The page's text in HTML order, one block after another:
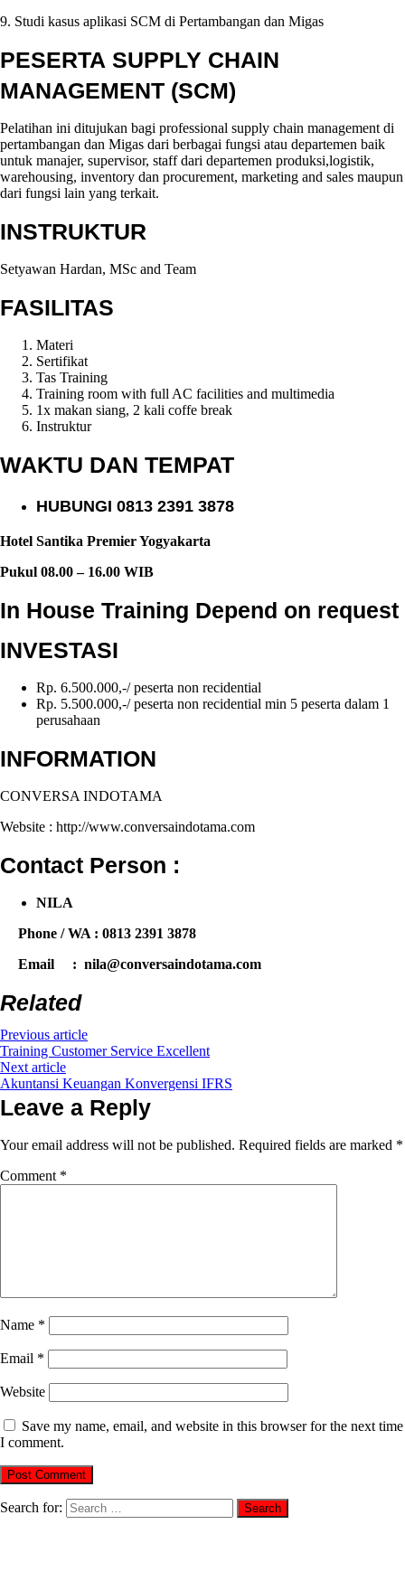
9. Studi kasus aplikasi SCM di Pertambangan dan Migas
PESERTA SUPPLY CHAIN
MANAGEMENT (SCM)
Pelatihan ini ditujukan bagi professional supply chain management di
pertambangan dan Migas dari berbagai fungsi atau departemen baik
untuk manajer, supervisor, staff dari departemen produksi,logistik,
warehousing, inventory dan procurement, marketing and sales maupun
dari fungsi lain yang terkait.
INSTRUKTUR
Setyawan Hardan, MSc and Team
FASILITAS
Materi
Sertifikat
Tas Training
Training room with full AC facilities and multimedia
1x makan siang, 2 kali coffe break
Instruktur
WAKTU DAN TEMPAT
HUBUNGI 0813 2391 3878
Hotel Santika Premier Yogyakarta
Pukul 08.00 – 16.00 WIB
In House Training Depend on request
INVESTASI
Rp. 6.500.000,-/ peserta non recidential
Rp. 5.500.000,-/ peserta non recidential min 5 peserta dalam 1
perusahaan
INFORMATION
CONVERSA INDOTAMA
Website : http://www.conversaindotama.com
Contact Person :
NILA
Phone / WA : 0813 2391 3878
Email : nila@conversaindotama.com
Related
Previous article
Training Customer Service Excellent
Next article
Akuntansi Keuangan Konvergensi IFRS
Leave a Reply
Your email address will not be published. Required fields are marked *
Comment *
Name *
Email *
Website
Save my name, email, and website in this browser for the next time
I comment.
Search for: